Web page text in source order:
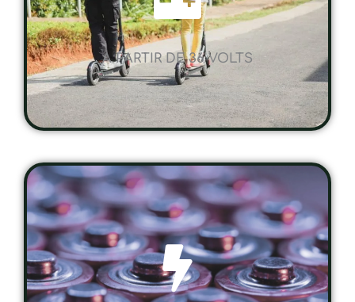
A PARTIR DE 36 VOLTS